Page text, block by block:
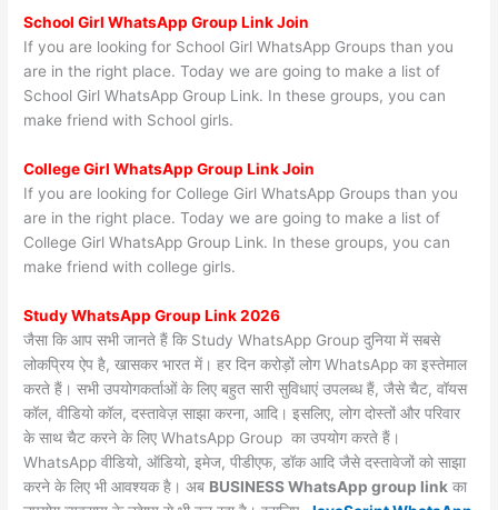
School Girl WhatsApp Group Link Join
If you are looking for School Girl WhatsApp Groups than you
are in the right place. Today we are going to make a list of
School Girl WhatsApp Group Link. In these groups, you can
make friend with School girls.
College Girl WhatsApp Group Link Join
If you are looking for College Girl WhatsApp Groups than you
are in the right place. Today we are going to make a list of
College Girl WhatsApp Group Link. In these groups, you can
make friend with college girls.
Study WhatsApp Group Link 2026
जैसा कि आप सभी जानते हैं कि Study WhatsApp Group दुनिया में सबसे
लोकप्रिय ऐप है, खासकर भारत में। हर दिन करोड़ों लोग WhatsApp का इस्तेमाल
करते हैं। सभी उपयोगकर्ताओं के लिए बहुत सारी सुविधाएं उपलब्ध हैं, जैसे चैट, वॉयस
कॉल, वीडियो कॉल, दस्तावेज़ साझा करना, आदि। इसलिए, लोग दोस्तों और परिवार
के साथ चैट करने के लिए WhatsApp Group का उपयोग करते हैं।
WhatsApp वीडियो, ऑडियो, इमेज, पीडीएफ, डॉक आदि जैसे दस्तावेजों को साझा
करने के लिए भी आवश्यक है। अब BUSINESS WhatsApp group link का